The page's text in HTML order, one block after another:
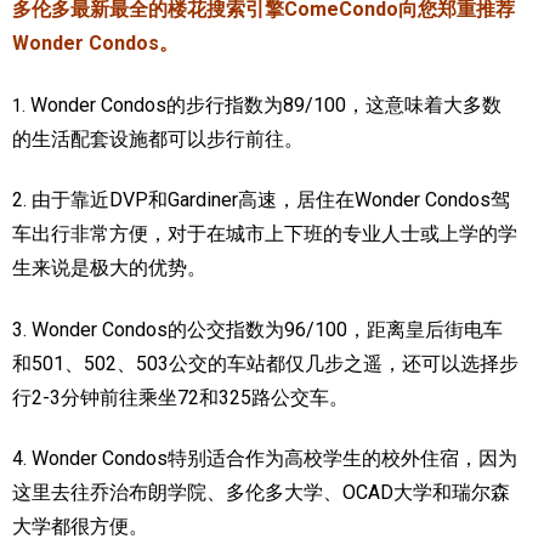
多伦多最新最全的楼花搜索引擎ComeCondo向您郑重推荐
Wonder Condos。
1. Wonder Condos的步行指数为89/100，这意味着大多数
的生活配套设施都可以步行前往。
2. 由于靠近DVP和Gardiner高速，居住在Wonder Condos驾
车出行非常方便，对于在城市上下班的专业人士或上学的学
生来说是极大的优势。
3. Wonder Condos的公交指数为96/100，距离皇后街电车
和501、502、503公交的车站都仅几步之遥，还可以选择步
行2-3分钟前往乘坐72和325路公交车。
4. Wonder Condos特别适合作为高校学生的校外住宿，因为
这里去往乔治布朗学院、多伦多大学、OCAD大学和瑞尔森
大学都很方便。